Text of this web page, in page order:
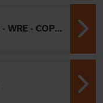
CAMPIONATO ITALIANO CO LONG - WRE - COPPA ITALIA CO BOSCO 9^ PROVA